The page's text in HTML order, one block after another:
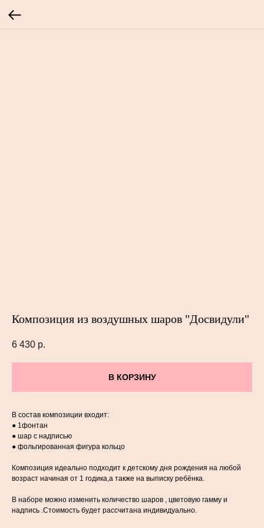
Композиция из воздушных шаров "Досвидули"
6 430 р.
В КОРЗИНУ
В состав композиции входит:
● 1фонтан
● шар с надписью
● фольгированная фигура кольцо
Композиция идеально подходит к детскому дня рождения на любой
возраст начиная от 1 годика,а также на выписку ребёнка.
В наборе можно изменить количество шаров , цветовую гамму и
надпись .Стоимость будет рассчитана индивидуально.